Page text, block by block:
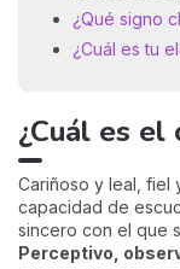
¿Qué signo
¿Cuál es tu
¿Cuál es
Cariñoso y leal, fiel
capacidad de
sincero con el que
Perceptivo,